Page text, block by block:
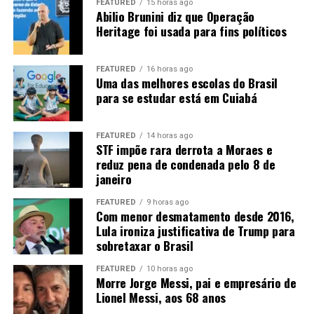
Diante disso, o que favorecerá o mercado será a
manutenção das compras chinesas, o que ainda não é
uma certeza, apesar dos sinais positivos dos últimos
dias.
Fonte:Informativo CEEMA UNIJUÍ, do prof. Dr.
Argemiro Luís Brum¹
1–Professor Titular do PPGDR da UNIJUÍ, doutor em
Economia Internacional pela EHESS de Paris-França,
coordenador, pesquisador e analista de mercado da
CEEMA (FIDENE/UNIJUÍ).
FEATURED 15 horas ago
Abilio Brunini diz que Operação
Heritage foi usada para fins políticos
FEATURED 16 horas ago
Uma das melhores escolas do Brasil
para se estudar está em Cuiabá
FEATURED 14 horas ago
STF impõe rara derrota a Moraes e
reduz pena de condenada pelo 8 de
janeiro
FEATURED 9 horas ago
Com menor desmatamento desde 2016,
Lula ironiza justificativa de Trump para
sobretaxar o Brasil
FEATURED 10 horas ago
Morre Jorge Messi, pai e empresário de
Lionel Messi, aos 68 anos